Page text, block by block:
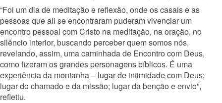
“Foi um dia de meditação e reflexão, onde os casais e as
pessoas que ali se encontraram puderam vivenciar um
encontro pessoal com Cristo na meditação, na oração, no
silêncio interior, buscando perceber quem somos nós,
revelando, assim, uma caminhada de Encontro com Deus,
como fizeram os grandes personagens bíblicos. É uma
experiência da montanha – lugar de intimidade com Deus;
lugar do chamado e da missão; lugar da benção e envio”,
refletiu.